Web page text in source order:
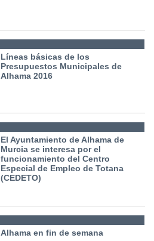
Líneas básicas de los
Presupuestos Municipales de
Alhama 2016
El Ayuntamiento de Alhama de
Murcia se interesa por el
funcionamiento del Centro
Especial de Empleo de Totana
(CEDETO)
Alhama en fin de semana